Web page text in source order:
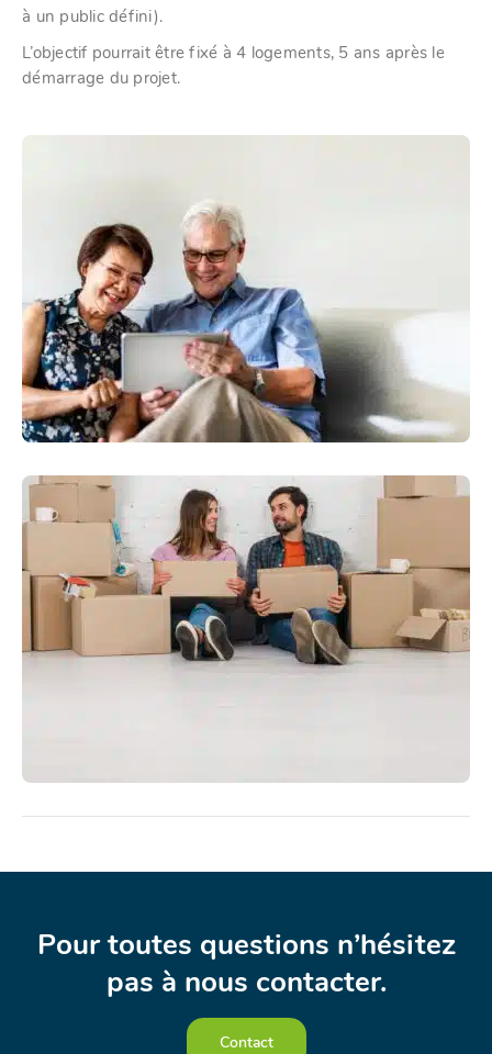
à un public défini).
L’objectif pourrait être fixé à 4 logements, 5 ans après le
démarrage du projet.
Pour toutes questions n’hésitez
pas à nous contacter.
Contact